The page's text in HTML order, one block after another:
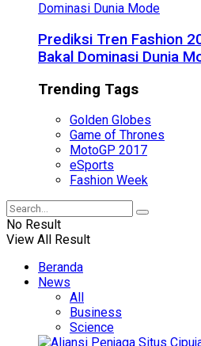
Prediksi Tren Fashion
Bakal Dominasi Dunia
Trending Tags
Golden Globes
Game of Thrones
MotoGP 2017
eSports
Fashion Week
No Result
View All Result
Beranda
News
All
Business
Science